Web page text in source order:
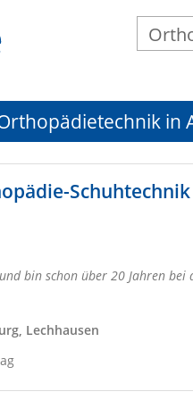
in
Schuhtechnik
bin schon über 20 Jahren
Lechhausen